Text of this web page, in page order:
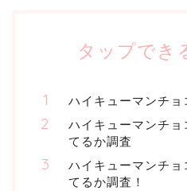
タップでき
ハイキューマンチョ
ハイキューマンチ
てるか調査
ハイキューマンチ
てるか調査！